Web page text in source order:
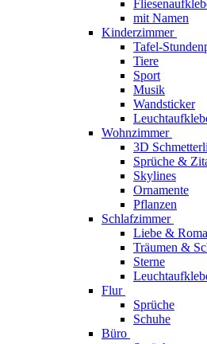
mit Namen
Kinderzimmer
Tafel-
Tiere
Sport
Musik
Wandsticker
Wohnzimmer
3D
Sprüche &
Skylines
Ornamente
Pflanzen
Schlafzimmer
Liebe &
Träumen &
Sterne
Flur
Sprüche
Schuhe
Büro